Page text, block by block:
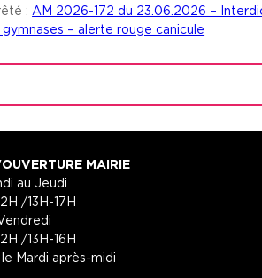
: AM 2026-172 du 23.06.2026 –
– alerte rouge canicule
MAIRIE
au Jeudi
/13H-17H
/13H-16H
Mardi après-midi